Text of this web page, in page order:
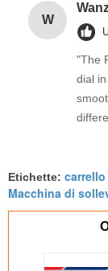
W
"The
dial
Etichette:
Macchina di